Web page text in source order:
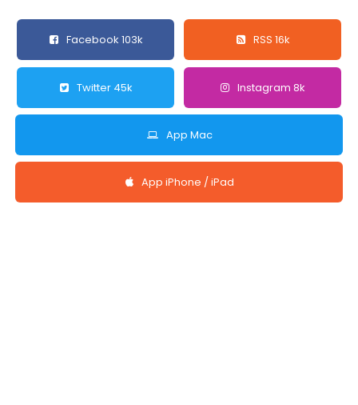
Facebook 103k RSS 16k
Twitter 45k Instagram 8k
App Mac
App iPhone / iPad